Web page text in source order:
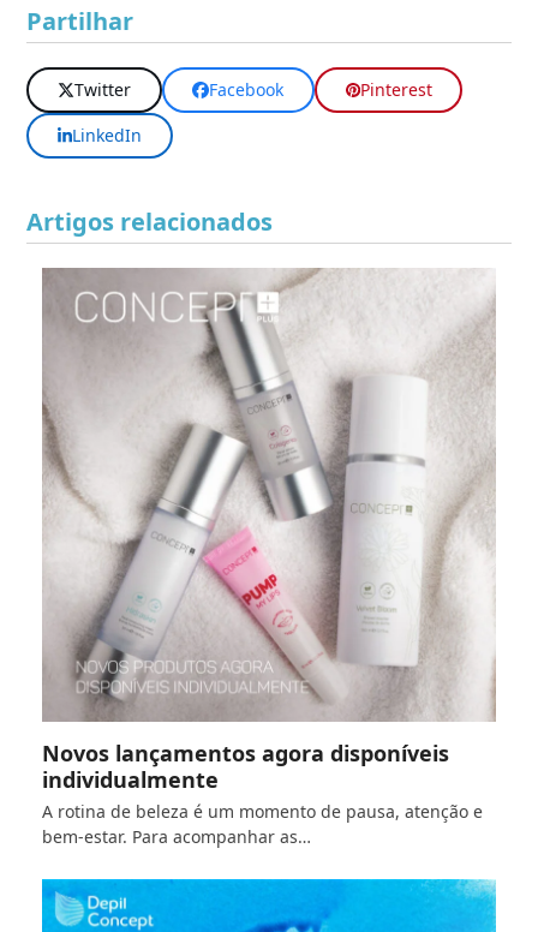
Partilhar
Twitter Facebook
Pinterest
LinkedIn
Artigos relacionados
Novos lançamentos agora disponíveis
individualmente
A rotina de beleza é um momento de pausa, atenção e
bem-estar. Para acompanhar as…